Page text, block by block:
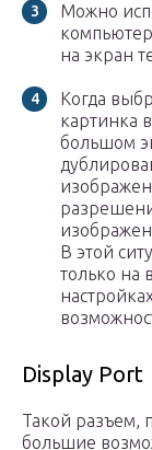
Можно
на экран
Когда
картинка
большом
В этой
только на
Display Port
Такой разъем,
большие